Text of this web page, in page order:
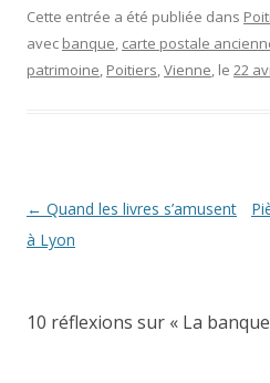
Cette entrée a été publiée dans
avec banque, carte postale
patrimoine, Poitiers,Vienne, le 22
Navigation
des
← Quand les livres s’amusent
à Lyon
10 réflexions sur « La